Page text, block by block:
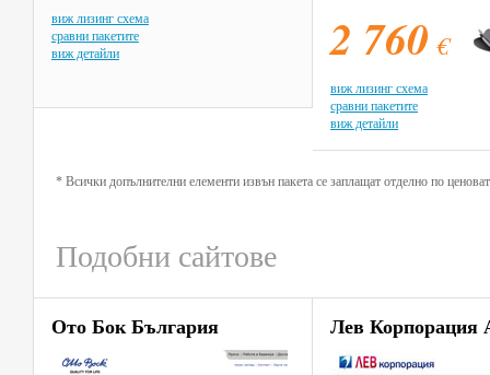
виж лизинг схема
сравни пакетите
виж детайли
2 760 €
виж лизинг схема
сравни пакетите
виж детайли
* Всички допълнителни елементи извън пакета се заплащат отделно по
Подобни сайтове
Ото Бок България Лев Корпорация